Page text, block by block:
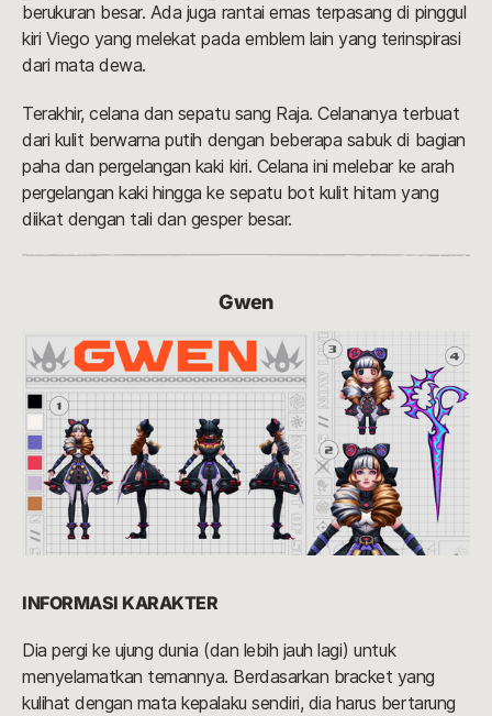
berukuran besar. Ada juga rantai emas terpasang di pinggul
kiri Viego yang melekat pada emblem lain yang terinspirasi
dari mata dewa.
Terakhir, celana dan sepatu sang Raja. Celananya terbuat
dari kulit berwarna putih dengan beberapa sabuk di bagian
paha dan pergelangan kaki kiri. Celana ini melebar ke arah
pergelangan kaki hingga ke sepatu bot kulit hitam yang
diikat dengan tali dan gesper besar.
Gwen
INFORMASI KARAKTER
Dia pergi ke ujung dunia (dan lebih jauh lagi) untuk
menyelamatkan temannya. Berdasarkan bracket yang
kulihat dengan mata kepalaku sendiri, dia harus bertarung